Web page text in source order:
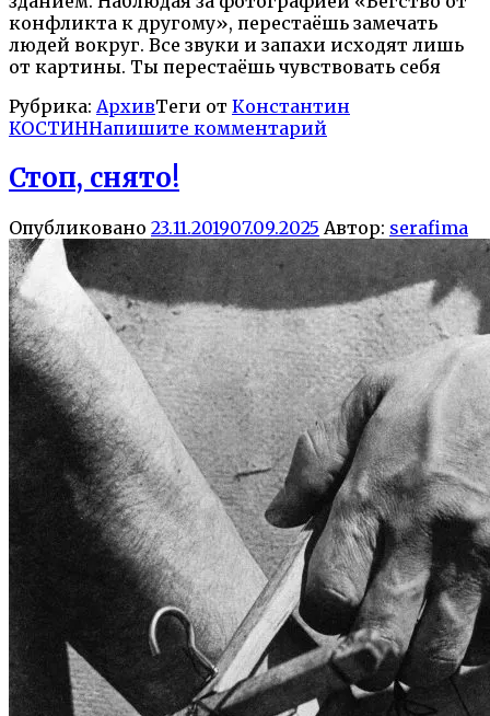
конфликта к другому», перестаёшь замечать
людей вокруг. Все звуки и запахи исходят лишь
от картины. Ты перестаёшь чувствовать себя
Рубрика: АрхивТеги от Константин
КОСТИННапишите комментарий
Стоп, снято!
Опубликовано 23.11.201907.09.2025 Автор: serafima